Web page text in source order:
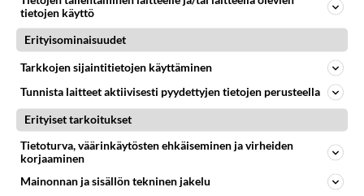
Soittoja tulee kyseisestä numerosta. Tietääkö kukaan
mikä numero tuo on? Kännykkään tulevissa
puheluissahan on aina nume...
06.06.2011 13:58
tietojen käyttö
Erityisominaisuudet
Tarkkojen sijaintitietojen käyttäminen
Tunnista laitteet aktiivisesti pyydettyjen tietojen perusteella
Erityiset tarkoitukset
Tietoturva, väärinkäytösten ehkäiseminen ja virheiden
korjaaminen
Mainonnan ja sisällön tekninen jakelu